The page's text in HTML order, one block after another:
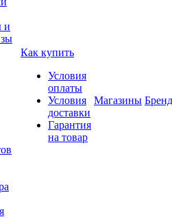
и
Как купить
Условия
оплаты
Условия
доставки
Гарантия
на товар
Магазины